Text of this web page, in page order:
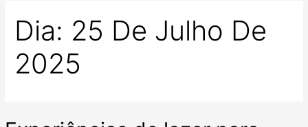
Dia: 25 De Julho De
2025